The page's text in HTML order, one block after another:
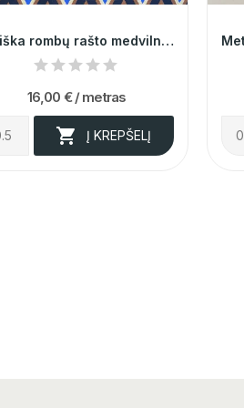
Itališka rombų rašto medvilnė su viskoze
16,00 € / metras
 Į KREPŠELĮ